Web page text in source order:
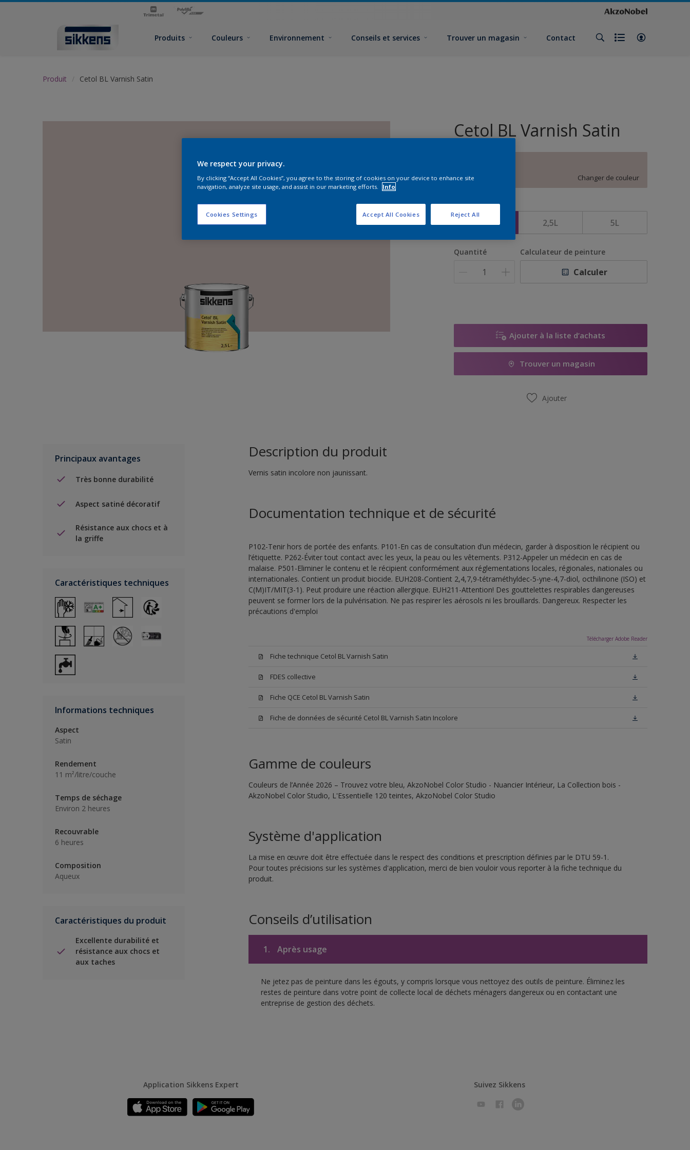
Produits Couleurs Environnement Conseils et services Trouver un magasin Contact
Produit Cetol BL Varnish Satin
Cetol BL Varnish Satin
Changer de couleur
Format
1L 2,5L 5L
Quantité Calculateur de peinture
Calculer
Ajouter à la liste d’achats
Trouver un magasin
Ajouter
Principaux avantages
Très bonne durabilité
Aspect satiné décoratif
Résistance aux chocs et à
la griffe
Caractéristiques techniques
Informations techniques
Aspect
Satin
Rendement
11 m²/litre/couche
Temps de séchage
Environ 2 heures
Recouvrable
6 heures
Composition
Aqueux
Caractéristiques du produit
Excellente durabilité et
résistance aux chocs et
aux taches
Description du produit
Vernis satin incolore non jaunissant.
Documentation technique et de sécurité
P102-Tenir hors de portée des enfants. P101-En cas de consultation d’un médecin, garder à disposition le récipient ou
l’étiquette. P262-Éviter tout contact avec les yeux, la peau ou les vêtements. P312-Appeler un médecin en cas de
malaise. P501-Eliminer le contenu et le récipient conformément aux réglementations locales, régionales, nationales ou
internationales. Contient un produit biocide. EUH208-Contient 2,4,7,9-tétraméthyldec-5-yne-4,7-diol, octhilinone (ISO) et
C(M)IT/MIT(3-1). Peut produire une réaction allergique. EUH211-Attention! Des gouttelettes respirables dangereuses
peuvent se former lors de la pulvérisation. Ne pas respirer les aérosols ni les brouillards. Dangereux. Respecter les
précautions d'emploi
Télécharger Adobe Reader
Fiche technique Cetol BL Varnish Satin
FDES collective
Fiche QCE Cetol BL Varnish Satin
Fiche de données de sécurité Cetol BL Varnish Satin Incolore
Gamme de couleurs
Couleurs de l’Année 2026 – Trouvez votre bleu, AkzoNobel Color Studio - Nuancier Intérieur, La Collection bois -
AkzoNobel Color Studio, L'Essentielle 120 teintes, AkzoNobel Color Studio
Système d'application
La mise en œuvre doit être effectuée dans le respect des conditions et prescription définies par le DTU 59-1.
Pour toutes précisions sur les systèmes d'application, merci de bien vouloir vous reporter à la fiche technique du
produit.
Conseils d’utilisation
1. Après usage
Ne jetez pas de peinture dans les égouts, y compris lorsque vous nettoyez des outils de peinture. Éliminez les
restes de peinture dans votre point de collecte local de déchets ménagers dangereux ou en contactant une
entreprise de gestion des déchets.
Application Sikkens Expert Suivez Sikkens
We respect your privacy.
By clicking “Accept All Cookies”, you agree to the storing of cookies on your device to enhance site
navigation, analyze site usage, and assist in our marketing efforts.
Info
Cookies Settings Reject All
Accept All Cookies